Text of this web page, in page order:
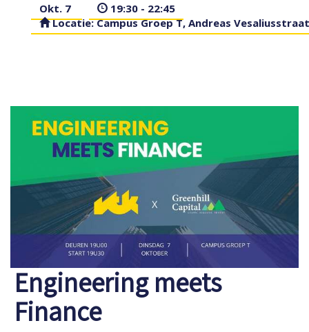
Okt. 7
19:30 - 22:45
Locatie: Campus Groep T, Andreas
Engineering meets
Finance